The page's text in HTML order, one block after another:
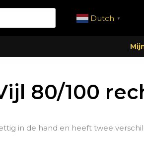
Dutch ▼
80/100
in de hand en heeft twee